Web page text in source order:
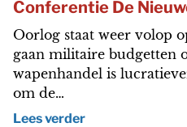
Conferentie De
Oorlog staat weer volop
gaan militaire budgetten
wapenhandel is
om de…
Lees verder